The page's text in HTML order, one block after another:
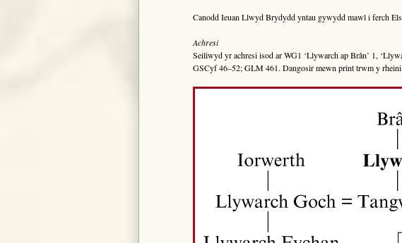
Canodd Ieuan Llwyd Brydydd yntau gywydd mawl i ferch
Achresi
Seiliwyd yr achresi isod ar WG1 ‘Llywarch ap Brân’ 1,
GSCyf 46–52; GLM 461. Dangosir mewn print trwm y